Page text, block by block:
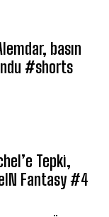
basın
#shorts
Tepki,
Fantasy #4